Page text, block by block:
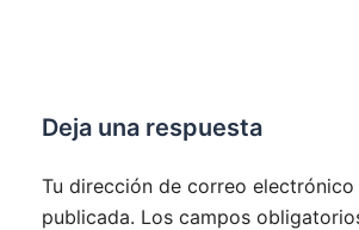
Deja una respuesta
Tu dirección de correo electrónico
publicada. Los campos